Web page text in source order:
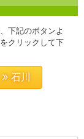
下記のボタンよ
クリックして下
石川